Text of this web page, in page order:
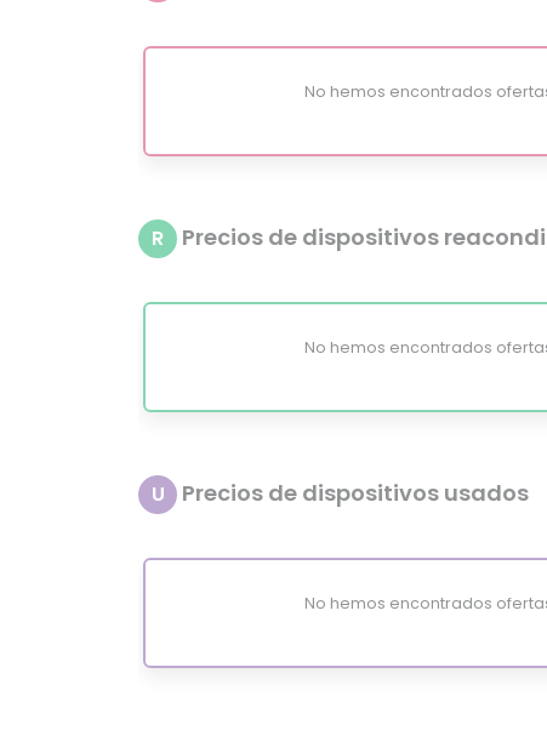
No hemos encontrados
R Precios de dispositivos
No hemos encontrados
U Precios de dispositivos usados
No hemos encontrados